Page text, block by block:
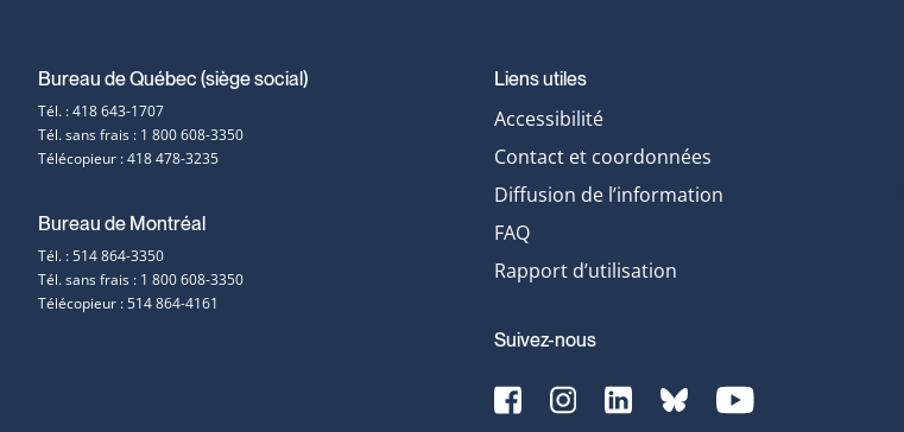
Coordonnées
et
contact
Bureau de Québec (siège social)
Tél. : 418 643-1707
Tél. sans frais : 1 800 608-3350
Télécopieur : 418 478-3235
Bureau de Montréal
Tél. : 514 864-3350
Tél. sans frais : 1 800 608-3350
Télécopieur : 514 864-4161
Liens utiles
Accessibilité
Contact et coordonnées
Diffusion de l’information
FAQ
Rapport d’utilisation
Suivez-nous
Facebook-
svg
Instagram-
svg
LinkedIn-
svg
bluesky-
YouTube-